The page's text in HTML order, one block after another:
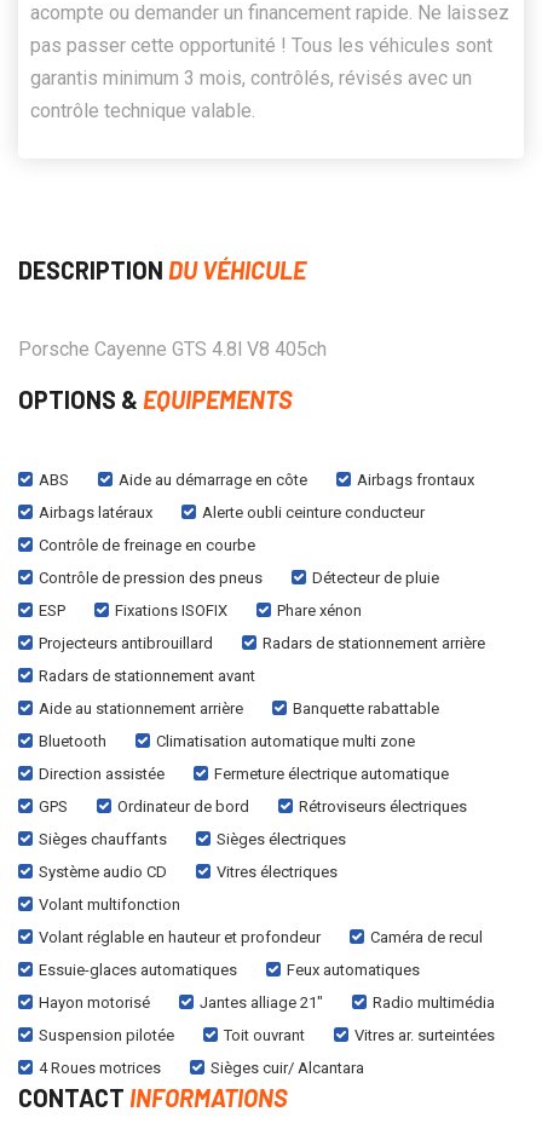
acompte ou demander un financement rapide. Ne laissez
pas passer cette opportunité ! Tous les véhicules sont
garantis minimum 3 mois, contrôlés, révisés avec un
contrôle technique valable.
DESCRIPTION DU VÉHICULE
Porsche Cayenne GTS 4.8l V8 405ch
OPTIONS & EQUIPEMENTS
ABS Aide au démarrage en côte
Airbags frontaux
Airbags latéraux
Alerte oubli ceinture conducteur
Contrôle de freinage en courbe
Contrôle de pression des pneus
Détecteur de pluie
ESP
Fixations ISOFIX
Phare xénon
Projecteurs antibrouillard
Radars de stationnement arrière
Radars de stationnement avant
Aide au stationnement arrière
Banquette rabattable
Bluetooth
Climatisation automatique multi zone
Direction assistée
Fermeture électrique automatique
GPS
Ordinateur de bord
Rétroviseurs électriques
Sièges chauffants
Sièges électriques
Système audio CD
Vitres électriques
Volant multifonction
Volant réglable en hauteur et profondeur
Caméra de recul
Essuie-glaces automatiques
Feux automatiques
Hayon motorisé
Jantes alliage 21"
Radio multimédia
Suspension pilotée
Toit ouvrant
Vitres ar. surteintées
4 Roues motrices
Sièges cuir/ Alcantara
CONTACT INFORMATIONS